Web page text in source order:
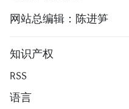
网站总编辑：陈进笋
知识产权
RSS
语言